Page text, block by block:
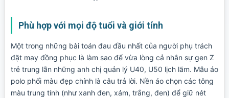
Phù hợp với mọi độ tuổi và giới tính
Một trong những bài toán đau đầu nhất của người phụ trách
đặt may đồng phục là làm sao để vừa lòng cả nhân sự gen Z
trẻ trung lẫn những anh chị quản lý U40, U50 lịch lãm. Mẫu áo
polo phối màu đẹp chính là câu trả lời. Nền áo chọn các tông
màu trung tính (như xanh đen, xám, trắng, đen) để giữ nét